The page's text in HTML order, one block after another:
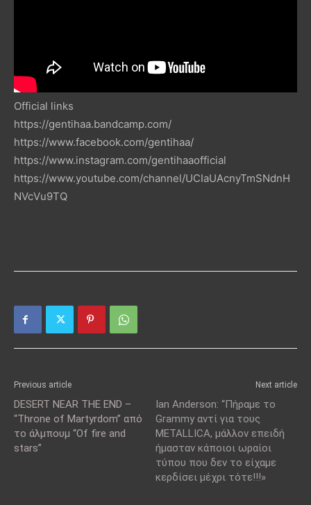
Official links
https://gentihaa.bandcamp.com/
https://www.facebook.com/gentihaa/
https://www.instagram.com/gentihaaofficial
https://www.youtube.com/channel/UCIaUAcnyTmSNdnH
NVcVu9TQ
Previous article
DESERT NEAR THE END –
“Throne of Martyrdom” από
το άλμπουμ “Of fire and
stars”
Next article
Ian Anderson: “Πήραμε το
Grammy αντί για τους
METALLICA, μάλλον επειδή
ήμασταν κάποιοι ωραίοι
τύπου που δεν το είχαμε
κερδίσει μέχρι τότε!!!»